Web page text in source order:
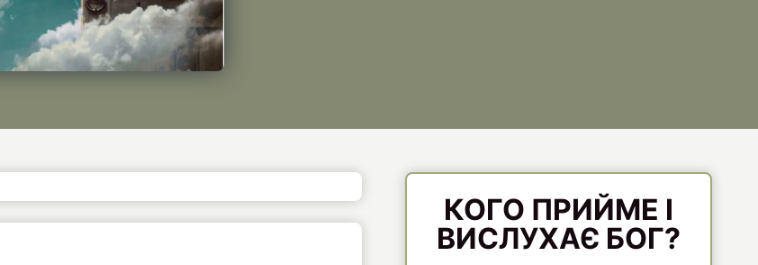
КОГО ПРИЙМЕ І
ВИСЛУХАЄ БОГ?